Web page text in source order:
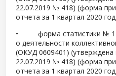
22.07.2019 № 418) (форма
отчета за 1 квартал 2020
• форма статистики № 1-
о деятельности
(ОКУД 0609401) (утверждена
22.07.2019 № 418) (форма
отчета за 1 квартал 2020